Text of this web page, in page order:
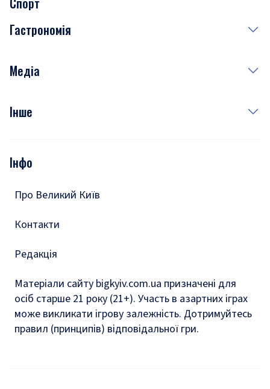
Завтра
Субота
Медицина
Краса
Гастрономія
Рецепти
Медіа
Фото
Подкасти
Інше
Тести
Інфо
Про Великий Київ
Контакти
Редакція
Матеріали сайту bigkyiv.com.ua призначені для
осіб старше 21 року (21+). Участь в азартних іграх
може викликати ігрову залежність. Дотримуйтесь
правил (принципів) відповідальної гри.